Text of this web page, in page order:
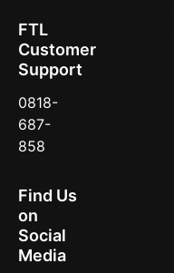
FTL
Customer
Support
0818-
687-
858
Find Us
on
Social
Media